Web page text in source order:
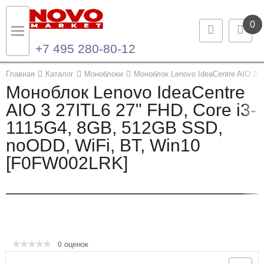
0
+7 495 280-80-12
Главная Каталог Моноблоки Моноблок Lenovo IdeaCentre AIO 3
Моноблок Lenovo IdeaCentre
AIO 3 27ITL6 27" FHD, Core i3-
1115G4, 8GB, 512GB SSD,
noODD, WiFi, BT, Win10
[F0FW002LRK]
0 оценок
Назад
Каталог продукции
Ноутбуки и ультрабуки
Компьютеры
Назад
Контакты
Контактная информация